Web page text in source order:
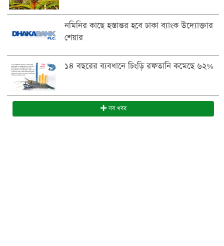
নমিনির কাছে হস্তান্তর হবে ঢাকা ব্যাংক উদ্যোক্তার
শেয়ার
১৪ বছরের ব্যবধানে চিংড়ি রফতানি কমেছে ৬২%
সব খবর